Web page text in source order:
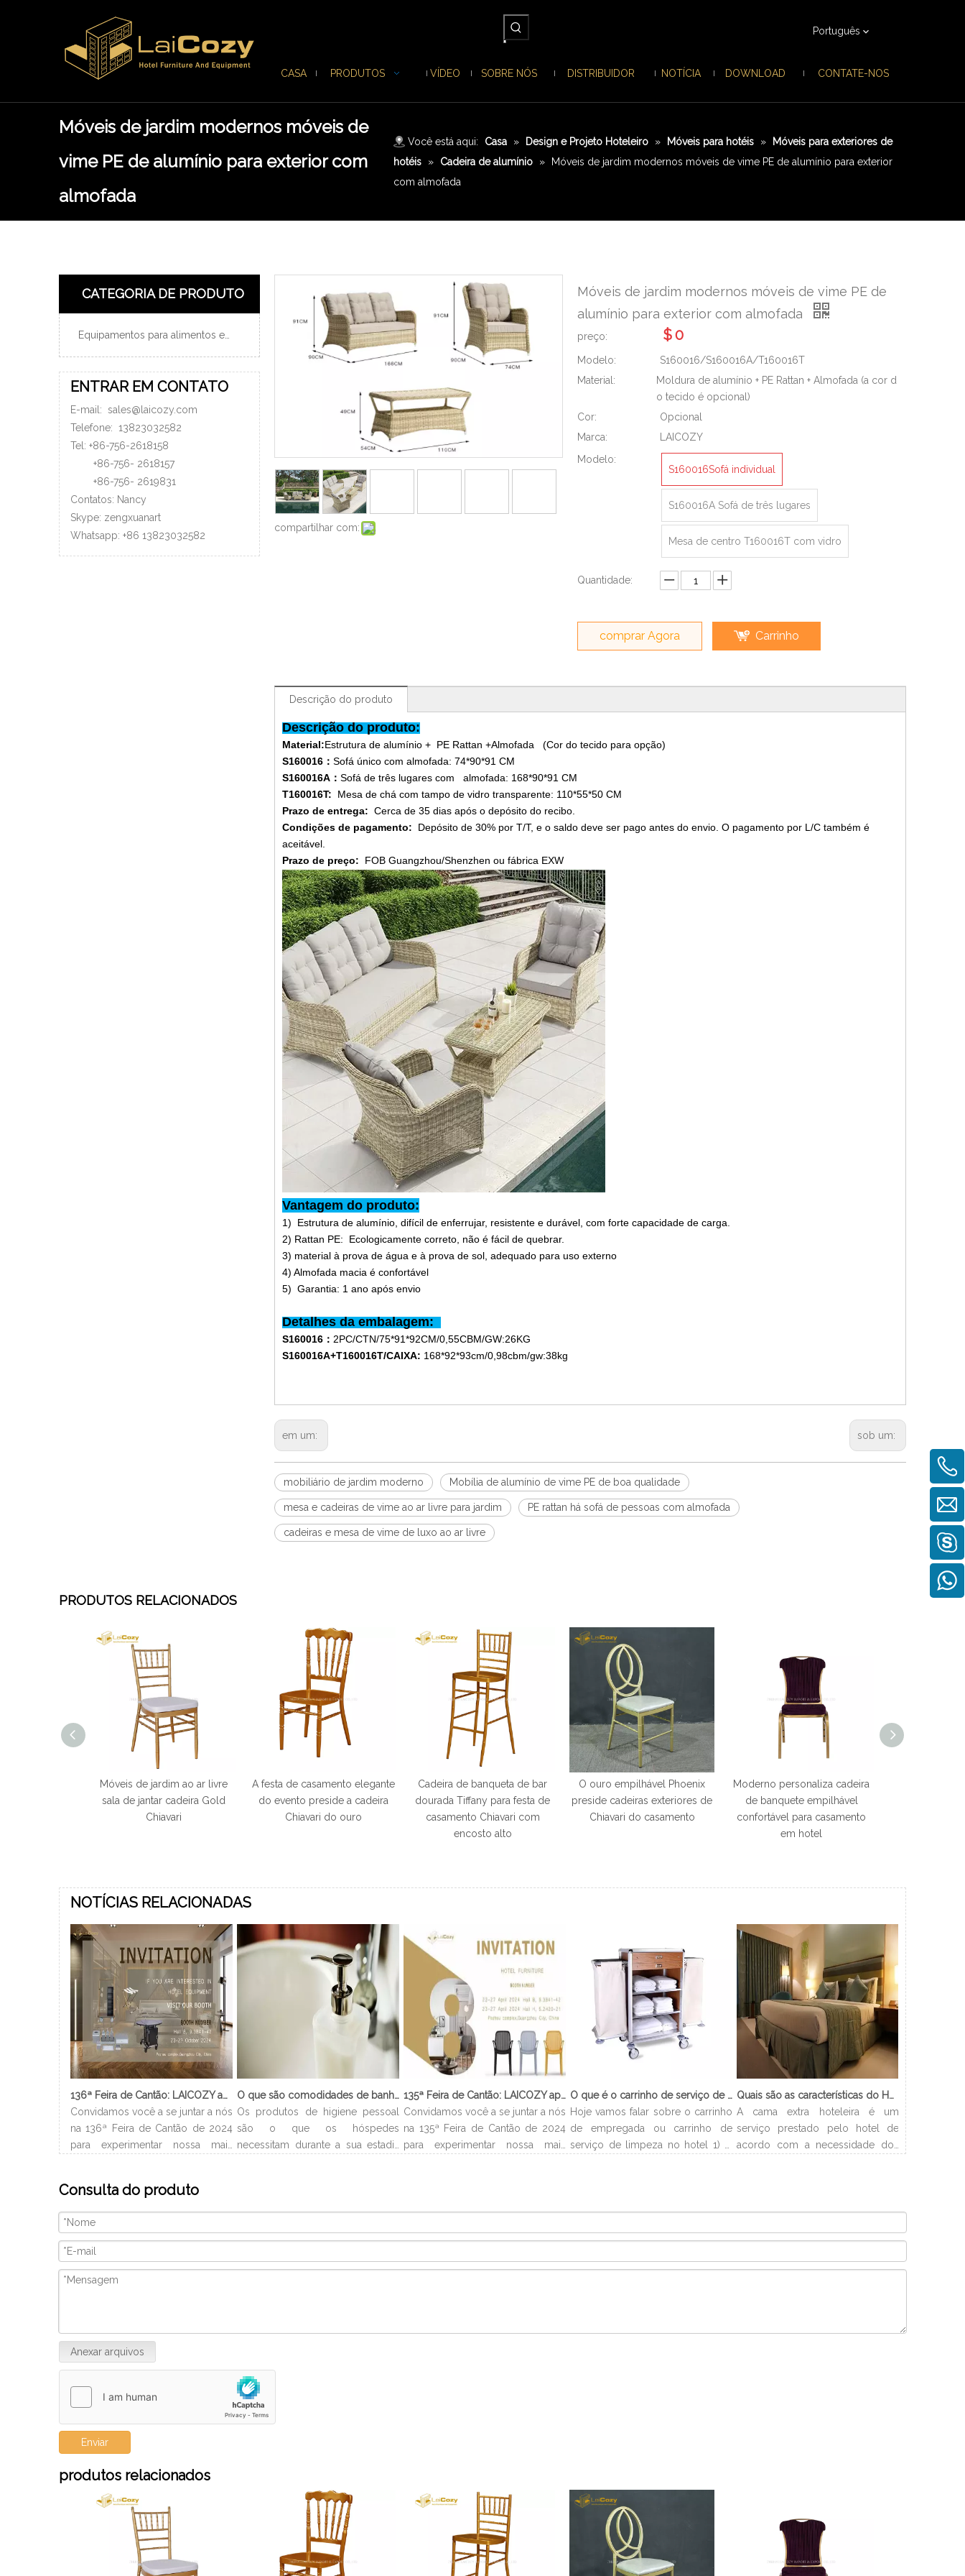
Português
CASA PRODUTOS VÍDEO SOBRE NÓS DISTRIBUIDOR NOTÍCIA DOWNLOAD CONTATE-NOS
Móveis de jardim modernos móveis de
vime PE de alumínio para exterior com
almofada
Você está aqui: Casa » Design e Projeto Hoteleiro » Móveis para hotéis »
Móveis para exteriores de
hotéis
» Cadeira de alumínio »
Móveis de jardim modernos móveis de vime PE de alumínio para exterior
com almofada
CATEGORIA DE PRODUTO
ENTRAR EM CONTATO
E-mail: sales@laicozy.com
Telefone: 13823032582
Tel: +86-756-2618158
+86-756- 2618157
+86-756- 2619831
Contatos: Nancy
Skype: zengxuanart
Whatsapp: +86 13823032582
compartilhar com:
Móveis de jardim modernos móveis de vime PE de
alumínio para exterior com almofada
preço: $0
Modelo:
S160016/S160016A/T160016T
Material:
Moldura de alumínio + PE Rattan + Almofada (a cor d
o tecido é opcional)
Cor:
Opcional
Marca:
LAICOZY
Modelo:
S160016Sofá individual
S160016A Sofá de três lugares
Mesa de centro T160016T com vidro
Quantidade:
comprar Agora Carrinho
Descrição do produto
Descrição do produto:
Material:Estrutura de alumínio + PE Rattan +Almofada (Cor do tecido para opção)
S160016 ： Sofá único com almofada: 74*90*91 CM
S160016A ： Sofá de três lugares com almofada: 168*90*91 CM
T160016T: Mesa de chá com tampo de vidro transparente: 110*55*50 CM
Prazo de entrega: Cerca de 35 dias após o depósito do recibo.
Condições de pagamento: Depósito de 30% por T/T, e o saldo deve ser pago antes do envio. O pagamento por L/C também é
aceitável.
Prazo de preço: FOB Guangzhou/Shenzhen ou fábrica EXW
Vantagem do produto:
1) Estrutura de alumínio, difícil de enferrujar, resistente e durável, com forte capacidade de carga.
2) Rattan PE: Ecologicamente correto, não é fácil de quebrar.
3) material à prova de água e à prova de sol, adequado para uso externo
4) Almofada macia é confortável
5) Garantia: 1 ano após envio
Detalhes da embalagem:
S160016 ： 2PC/CTN/75*91*92CM/0,55CBM/GW:26KG
S160016A+T160016T/CAIXA: 168*92*93cm/0,98cbm/gw:38kg
em um: sob um:
mobiliário de jardim moderno Mobília de alumínio de vime PE de boa qualidade
mesa e cadeiras de vime ao ar livre para jardim PE rattan há sofá de pessoas com almofada
cadeiras e mesa de vime de luxo ao ar livre
PRODUTOS RELACIONADOS
Móveis de jardim ao ar livre
sala de jantar cadeira Gold
Chiavari
A festa de casamento elegante
do evento preside a cadeira
Chiavari do ouro
Cadeira de banqueta de bar
dourada Tiffany para festa de
casamento Chiavari com
encosto alto
O ouro empilhável Phoenix
preside cadeiras exteriores de
Chiavari do casamento
Moderno personaliza cadeira
de banquete empilhável
confortável para casamento
em hotel
NOTÍCIAS RELACIONADAS
136ª Feira de Cantão: LAICOZY apresenta o futuro dos móveis para hotéis e utensílios de buffet
Convidamos você a se juntar a nós
na 136ª Feira de Cantão de 2024
para experimentar nossa mais
Estamos ansiosos para nos
conectar com profissionais da
indústria, construir novos
relacionamentos e compartilhar
nossa paixão por artesanato de
qualidade e design inovador. Nós
O que são comodidades de banheiro?
Os produtos de higiene pessoal
são o que os hóspedes
necessitam durante a sua estadia
Dependendo do tipo de quarto,
são diferentes e podem incluir
pequenos xampu, loção corporal,
135ª Feira de Cantão: LAICOZY apresenta o futuro dos móveis para hotéis e utensílios de buffet
Convidamos você a se juntar a nós
na 135ª Feira de Cantão de 2024
para experimentar nossa mais
conectar com profissionais da
relacionamentos e compartilhar
nossa paixão por artesanato de
O que é o carrinho de serviço de limpeza?
Hoje vamos falar sobre o carrinho
de empregada ou carrinho de
serviço de limpeza no hotel 1) O
estocar todos os suprimentos
acordo com o número de quartos
alocados exigidos pelo
Quais são as características do Hotel Cama Extra?
A cama extra hoteleira é um
serviço prestado pelo hotel de
acordo com a necessidade dos
de acomodação dos clientes. E
procedimentos de camas extras
em hotéis.
Consulta do produto
Anexar arquivos
Enviar
produtos relacionados